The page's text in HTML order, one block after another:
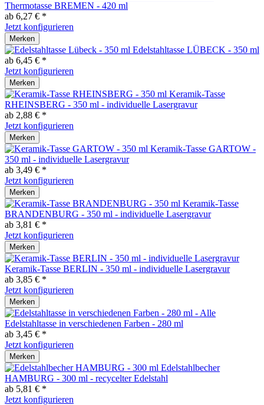
Thermotasse BREMEN - 420 ml
ab 6,27 € *
Jetzt konfigurieren
Merken
Edelstahltasse LÜBECK - 350 ml
ab 6,45 € *
Jetzt konfigurieren
Merken
Keramik-Tasse
RHEINSBERG - 350 ml - individuelle Lasergravur
ab 2,88 € *
Jetzt konfigurieren
Merken
Keramik-Tasse GARTOW -
350 ml - individuelle Lasergravur
ab 3,49 € *
Jetzt konfigurieren
Merken
Keramik-Tasse
BRANDENBURG - 350 ml - individuelle Lasergravur
ab 3,81 € *
Jetzt konfigurieren
Merken
Keramik-Tasse BERLIN - 350 ml - individuelle Lasergravur
ab 3,85 € *
Jetzt konfigurieren
Merken
Edelstahltasse in verschiedenen Farben - 280 ml
ab 3,45 € *
Jetzt konfigurieren
Merken
Edelstahlbecher
HAMBURG - 300 ml - recycelter Edelstahl
ab 5,81 € *
Jetzt konfigurieren